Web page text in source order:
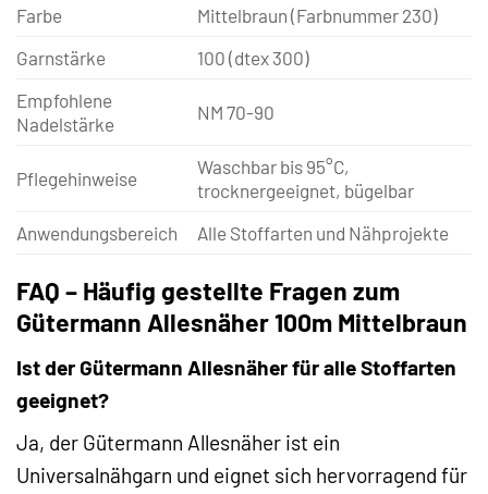
Farbe
Mittelbraun (Farbnummer 230)
Garnstärke
100 (dtex 300)
Empfohlene
Nadelstärke
NM 70-90
Pflegehinweise
Waschbar bis 95°C,
trocknergeeignet, bügelbar
Anwendungsbereich
Alle Stoffarten und Nähprojekte
FAQ – Häufig gestellte Fragen zum
Gütermann Allesnäher 100m Mittelbraun
Ist der Gütermann Allesnäher für alle Stoffarten
geeignet?
Ja, der Gütermann Allesnäher ist ein
Universalnähgarn und eignet sich hervorragend für